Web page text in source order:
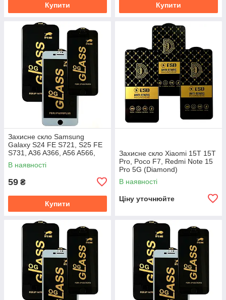
Купити Купити
Захисне скло Samsung
Galaxy S24 FE S721, S25 FE
S731, A36 A366, A56 A566,
M56 M566 (Full Glue)
В наявності
59 ₴
Купити
Захисне скло Xiaomi 15T 15T
Pro, Poco F7, Redmi Note 15
Pro 5G (Diamond)
В наявності
Ціну уточнюйте